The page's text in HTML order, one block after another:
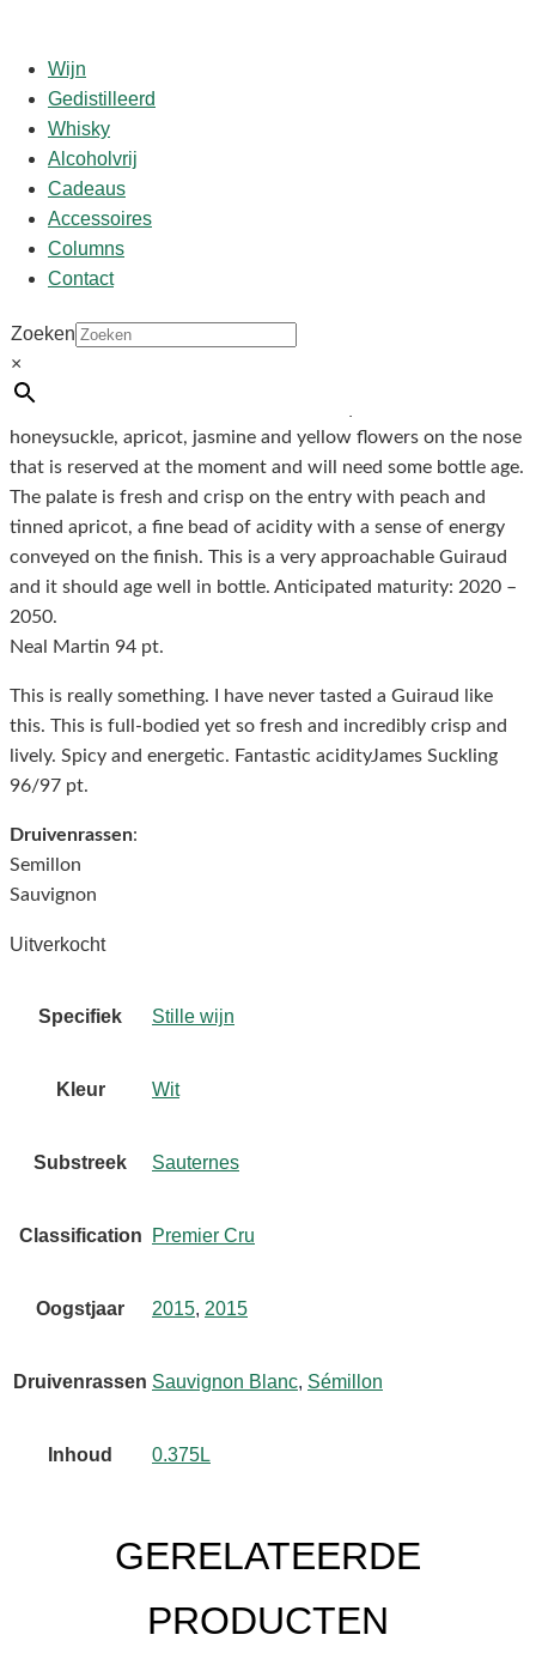
Wijn
Gedistilleerd
Whisky
Alcoholvrij
Cadeaus
Accessoires
Columns
Contact
Zoeken
×
Start/shop
Chateau Guiraud 2015 0.375
€28,50
The 2015 Guiraud has an attractive bouquet with
honeysuckle, apricot, jasmine and yellow flowers on the nose
that is reserved at the moment and will need some bottle age.
The palate is fresh and crisp on the entry with peach and
tinned apricot, a fine bead of acidity with a sense of energy
conveyed on the finish. This is a very approachable Guiraud
and it should age well in bottle. Anticipated maturity: 2020 –
2050.
Neal Martin 94 pt.
This is really something. I have never tasted a Guiraud like
this. This is full-bodied yet so fresh and incredibly crisp and
lively. Spicy and energetic. Fantastic acidityJames Suckling
96/97 pt.
Druivenrassen:
Semillon
Sauvignon
Uitverkocht
Specifiek Stille wijn
Kleur Wit
Substreek Sauternes
Classification Premier Cru
Oogstjaar 2015, 2015
Druivenrassen Sauvignon Blanc, Sémillon
Inhoud 0.375L
GERELATEERDE
PRODUCTEN